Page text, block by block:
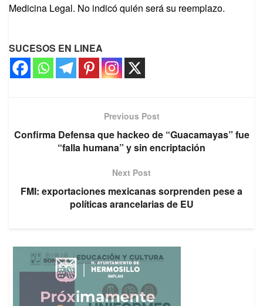
Medicina Legal. No indicó quién será su reemplazo.
SUCESOS EN LINEA
Previous Post
Confirma Defensa que hackeo de “Guacamayas” fue
“falla humana” y sin encriptación
Next Post
FMI: exportaciones mexicanas sorprenden pese a
políticas arancelarias de EU